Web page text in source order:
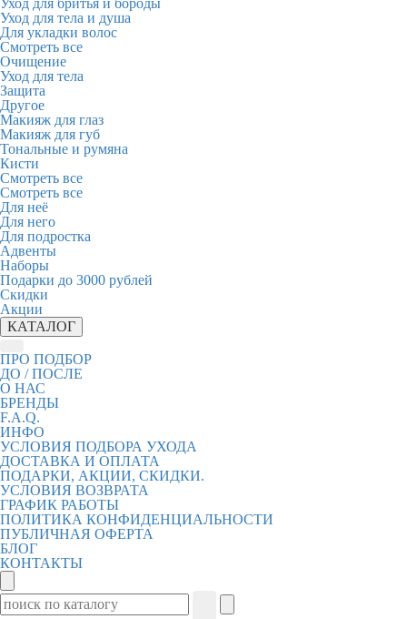
Уход для бритья и бороды
Уход для тела и душа
Для укладки волос
Смотреть все
Очищение
Уход для тела
Защита
Другое
Макияж для глаз
Макияж для губ
Тональные и румяна
Кисти
Смотреть все
Смотреть все
Для неё
Для него
Для подростка
Адвенты
Наборы
Подарки до 3000 рублей
Скидки
Акции
КАТАЛОГ
ПРО ПОДБОР
ДО / ПОСЛЕ
О НАС
БРЕНДЫ
F.A.Q.
ИНФО
УСЛОВИЯ ПОДБОРА УХОДА
ДОСТАВКА И ОПЛАТА
ПОДАРКИ, АКЦИИ, СКИДКИ.
УСЛОВИЯ ВОЗВРАТА
ГРАФИК РАБОТЫ
ПОЛИТИКА КОНФИДЕНЦИАЛЬНОСТИ
ПУБЛИЧНАЯ ОФЕРТА
БЛОГ
КОНТАКТЫ